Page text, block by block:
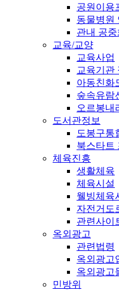
공원이용
동물병원
관내 공
교육/교양
교육사업
교육기관
아동친화
숲속유람
오르봉내
도서관정보
도봉구통
북스타트
체육진흥
생활체육
체육시설
웰빙체육
자전거도
관련사이
옥외광고
관련법령
옥외광고
옥외광고
민방위